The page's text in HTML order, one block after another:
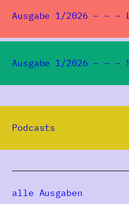
Ausgabe 1/2026 – –
Ausgabe 1/2026 – – –
Podcasts
alle Ausgaben
kommunistisch
eines „Kollektivsingulars“
sovieticus – stehen im
Rumänien auszeichnet:
Rumänien im 20. und 21.